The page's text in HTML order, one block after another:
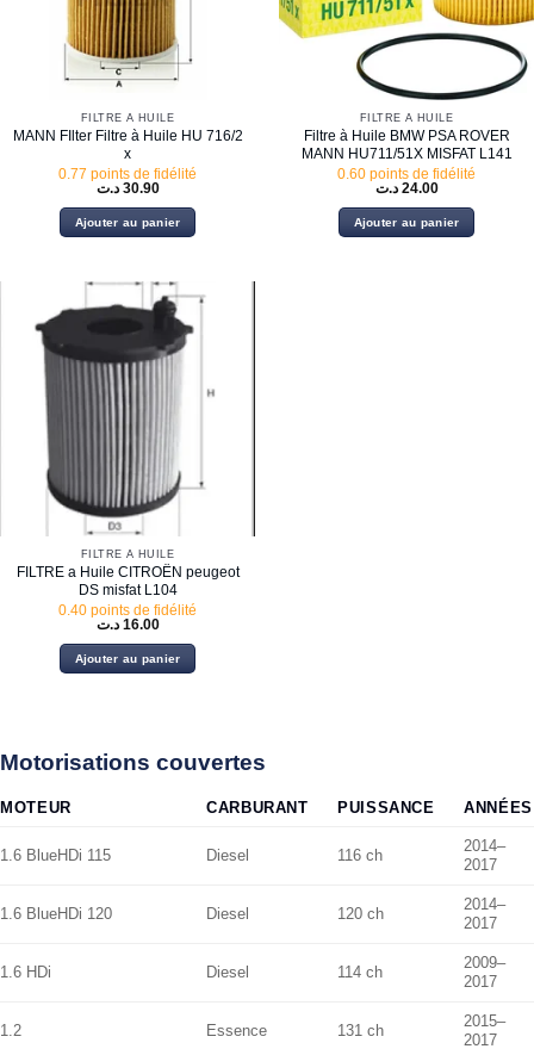
FILTRE À HUILE
MANN FIlter Filtre à Huile HU 716/2
x
0.77 points de fidélité
30.90 د.ت
Ajouter au panier
FILTRE À HUILE
Filtre à Huile BMW PSA ROVER
MANN HU711/51X MISFAT L141
0.60 points de fidélité
24.00 د.ت
Ajouter au panier
FILTRE À HUILE
FILTRE a Huile CITROËN peugeot
DS misfat L104
0.40 points de fidélité
16.00 د.ت
Ajouter au panier
Motorisations couvertes
MOTEUR CARBURANT PUISSANCE ANNÉES
1.6 BlueHDi 115 Diesel 116 ch
2014–
2017
1.6 BlueHDi 120 Diesel 120 ch
2014–
2017
1.6 HDi Diesel 114 ch
2009–
2017
1.2 Essence 131 ch
2015–
2017